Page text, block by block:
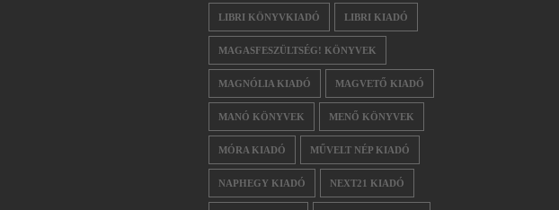
LIBRI KÖNYVKIADÓ LIBRI KIADÓ
MAGASFESZÜLTSÉG! KÖNYVEK
MAGNÓLIA KIADÓ MAGVETŐ KIADÓ
MANÓ KÖNYVEK MENŐ KÖNYVEK
MÓRA KIADÓ MŰVELT NÉP KIADÓ
NAPHEGY KIADÓ NEXT21 KIADÓ